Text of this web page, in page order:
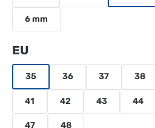
6 mm
EU
35 36 37 38
41 42 43 44
47 48